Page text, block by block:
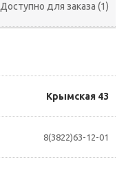
Доступно для заказа (1)
Крымская 43
8(3822)63-12-01